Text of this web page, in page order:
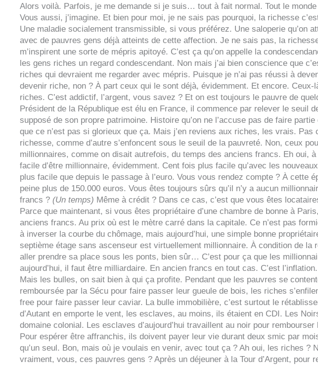
Alors voilà. Parfois, je me demande si je suis… tout à fait normal. Tout le
Vous aussi, j’imagine. Et bien pour moi, je ne sais pas pourquoi, la richesse
Une maladie socialement transmissible, si vous préférez. Une saloperie qu’on
avec de pauvres gens déjà atteints de cette affection. Je ne sais pas, la
m’inspirent une sorte de mépris apitoyé. C’est ça qu’on appelle la
les gens riches un regard condescendant. Non mais j’ai bien conscience que
riches qui devraient me regarder avec mépris. Puisque je n’ai pas réussi à
devenir riche, non ? À part ceux qui le sont déjà, évidemment. Et encore. Ceux-
riches. C’est addictif, l’argent, vous savez ? Et on est toujours le pauvre de
Président de la République est élu en France, il commence par relever le seuil
supposé de son propre patrimoine. Histoire qu’on ne l’accuse pas de faire
que ce n’est pas si glorieux que ça. Mais j’en reviens aux riches, les vrais.
richesse, comme d’autre s’enfoncent sous le seuil de la pauvreté. Non, ceux
millionnaires, comme on disait autrefois, du temps des anciens francs. Eh oui,
facile d’être millionnaire, évidemment. Cent fois plus facile qu’avec les
plus facile que depuis le passage à l’euro. Vous vous rendez compte ? À cette
peine plus de 150.000 euros. Vous êtes toujours sûrs qu’il n’y a aucun
francs ? (Un temps) Même à crédit ? Dans ce cas, c’est que vous êtes
Parce que maintenant, si vous êtes propriétaire d’une chambre de bonne à
anciens francs. Au prix où est le mètre carré dans la capitale. Ce n’est pas
à inverser la courbe du chômage, mais aujourd’hui, une simple bonne
septième étage sans ascenseur est virtuellement millionnaire. À condition de la
aller prendre sa place sous les ponts, bien sûr… C’est pour ça que les
aujourd’hui, il faut être milliardaire. En ancien francs en tout cas. C’est
Mais les bulles, on sait bien à qui ça profite. Pendant que les pauvres se
remboursée par la Sécu pour faire passer leur gueule de bois, les riches
free pour faire passer leur caviar. La bulle immobilière, c’est surtout le
d’Autant en emporte le vent, les esclaves, au moins, ils étaient en CDI. Les
domaine colonial. Les esclaves d’aujourd’hui travaillent au noir pour
Pour espérer être affranchis, ils doivent payer leur vie durant deux smic par
qu’un seul. Bon, mais où je voulais en venir, avec tout ça ? Ah oui, les riches ?
vraiment, vous, ces pauvres gens ? Après un déjeuner à la Tour d’Argent, pour